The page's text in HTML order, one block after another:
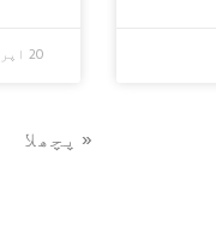
20 اپریل، 2026
« پچھلا